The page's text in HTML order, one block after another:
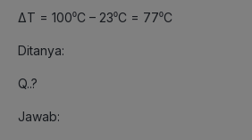
ΔT = 100⁰C – 23⁰C = 77⁰C
Ditanya:
Q..?
Jawab: